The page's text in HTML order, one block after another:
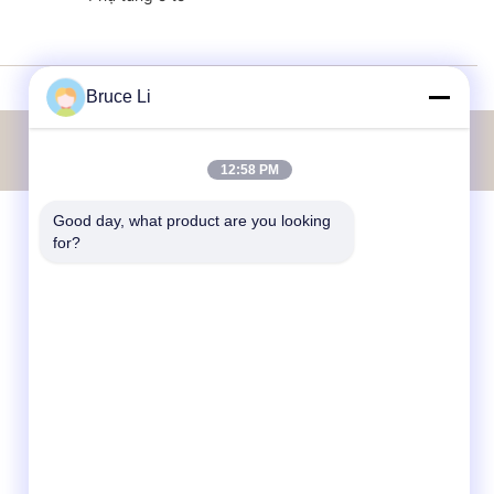
Bruce Li
12:58 PM
Good day, what product are you looking
for?